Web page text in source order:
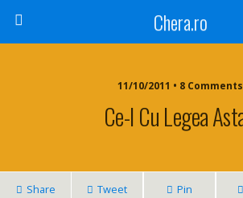
Chera.ro
11/10/2011 • 8 Comments
Ce-I Cu Legea
Share Tweet Pin